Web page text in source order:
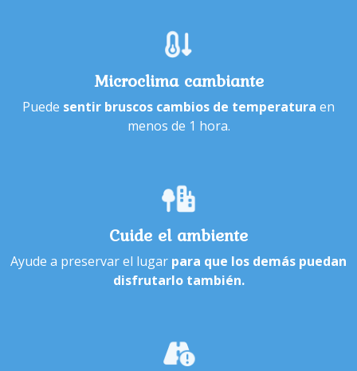
Microclima cambiante
Puede sentir bruscos cambios de temperatura en
menos de 1 hora.
Cuide el ambiente
Ayude a preservar el lugar para que los demás puedan
disfrutarlo también.